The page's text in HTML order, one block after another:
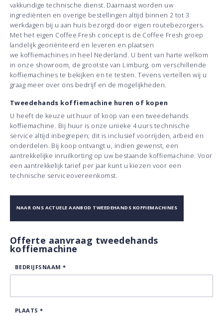
vakkundige technische dienst. Daarnaast worden uw
ingrediënten en overige bestellingen altijd binnen 2 tot 3
werkdagen bij u aan huis bezorgd door eigen routebezorgers.
Met het eigen Coffee Fresh concept is de Coffee Fresh groep
landelijk georiënteerd en leveren en plaatsen
we koffiemachines in heel Nederland. U bent van harte welkom
in onze showroom, de grootste van Limburg, om verschillende
koffiemachines te bekijken en te testen. Tevens vertellen wij u
graag meer over ons bedrijf en de mogelijkheden.
Tweedehands koffiemachine huren of kopen
U heeft de keuze uit huur of koop van een tweedehands
koffiemachine. Bij huur is onze unieke 4 uurs technische
service altijd inbegrepen; dit is inclusief voorrijden, arbeid en
onderdelen. Bij koop ontvangt u, indien gewenst, een
aantrekkelijke inruilkorting op uw bestaande koffiemachine. Voor
een aantrekkelijk tarief per jaar kunt u kiezen voor een
technische serviceovereenkomst.
NAAR ONS ACTUELE AANBOD TWEEDEHANDS KOFFIEMACHINES
Offerte aanvraag tweedehands
koffiemachine
BEDRIJFSNAAM *
PLAATS*